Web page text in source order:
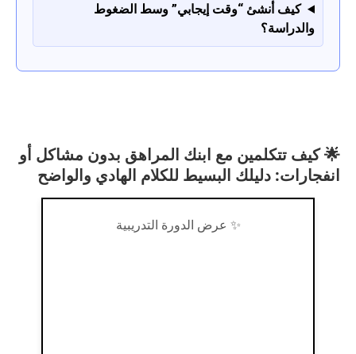
كيف أنشئ “وقت إيجابي” وسط الضغوط
والدراسة؟
🌟 كيف تتكلمين مع ابنك المراهق بدون مشاكل أو
انفجارات: دليلك البسيط للكلام الهادي والواضح
✨ عرض الدورة التدريبية